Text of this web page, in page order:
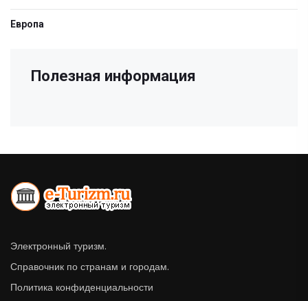
Европа
Полезная информация
Электронный туризм.
Справочник по странам и городам.
Политика конфиденциальности